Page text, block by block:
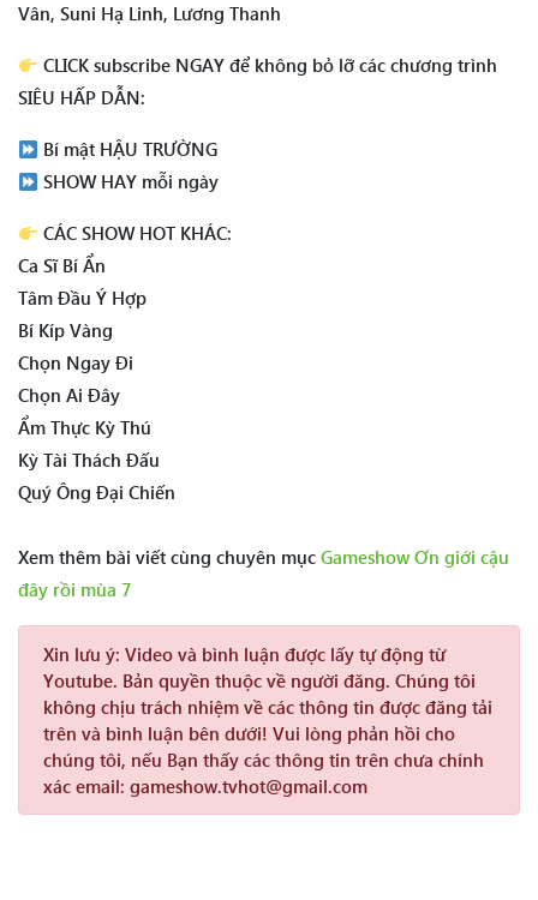
Vân, Suni Hạ Linh, Lương Thanh
CLICK subscribe NGAY để không bỏ lỡ các chương trình
SIÊU HẤP DẪN:
Bí mật HẬU TRƯỜNG
SHOW HAY mỗi ngày
CÁC SHOW HOT KHÁC:
Ca Sĩ Bí Ẩn
Tâm Đầu Ý Hợp
Bí Kíp Vàng
Chọn Ngay Đi
Chọn Ai Đây
Ẩm Thực Kỳ Thú
Kỳ Tài Thách Đấu
Quý Ông Đại Chiến
Xem thêm bài viết cùng chuyên mục Gameshow Ơn giới cậu
đây rồi mùa 7
Xin lưu ý: Video và bình luận được lấy tự động từ
Youtube. Bản quyền thuộc về người đăng. Chúng tôi
không chịu trách nhiệm về các thông tin được đăng tải
trên và bình luận bên dưới! Vui lòng phản hồi cho
chúng tôi, nếu Bạn thấy các thông tin trên chưa chính
xác email: gameshow.tvhot@gmail.com